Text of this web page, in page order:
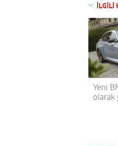
İLGİLİ
Yeni
olarak